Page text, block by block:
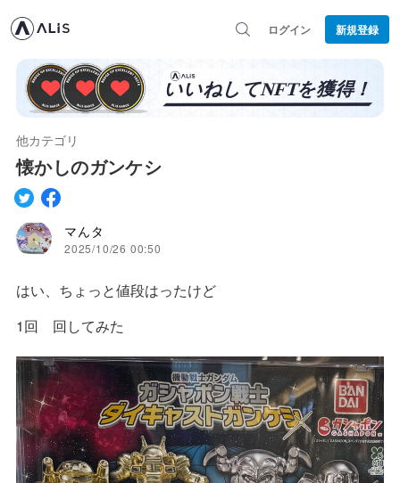
ログイン 新規登録
他カテゴリ
懐かしのガンケシ
マんタ
2025/10/26 00:50
はい、ちょっと値段はったけど
1回 回してみた